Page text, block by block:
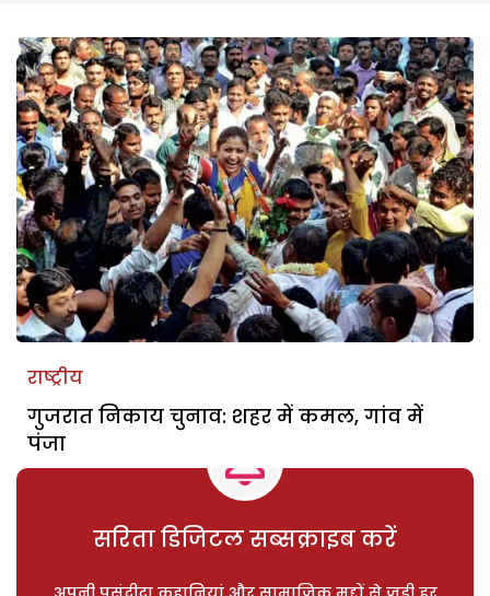
राष्ट्रीय
गुजरात निकाय चुनाव: शहर में कमल, गांव में
पंजा
सरिता डिजिटल सब्सक्राइब करें